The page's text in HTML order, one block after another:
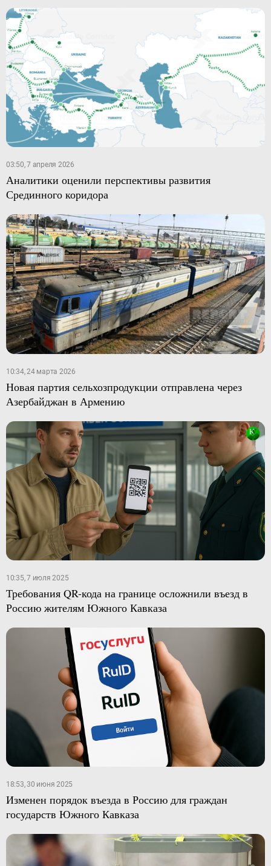
03:50, 7 апреля 2026
Аналитики оценили перспективы развития
Срединного коридора
10:34, 24 марта 2026
Новая партия сельхозпродукции отправлена через
Азербайджан в Армению
10:35, 7 июля 2025
Требования QR-кода на границе осложнили въезд в
Россию жителям Южного Кавказа
18:53, 30 июня 2025
Изменен порядок въезда в Россию для граждан
государств Южного Кавказа